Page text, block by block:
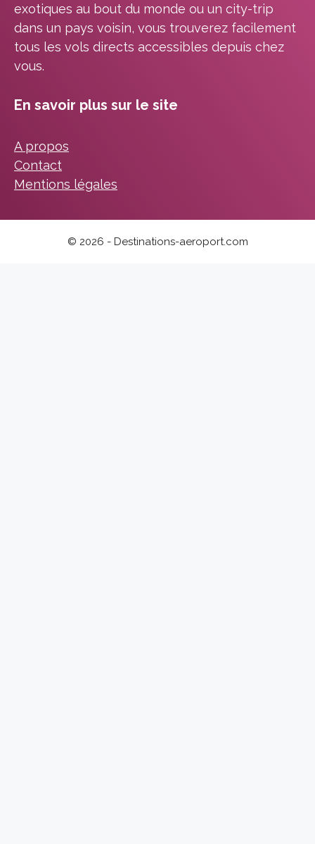
exotiques au bout du monde ou un city-trip
dans un pays voisin, vous trouverez facilement
tous les vols directs accessibles depuis chez
vous.
En savoir plus sur le site
A propos
Contact
Mentions légales
© 2026 - Destinations-aeroport.com